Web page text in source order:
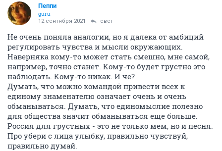
Пeппи
guru
12 сентября 2021 свет
Не очень поняла аналогии, но я далека от амбиций
регулировать чувства и мысли окружающих.
Наверняка кому-то может стать смешно, мне самой,
например, точно станет. Кому-то будет грустно это
наблюдать. Кому-то никак. И че?
Думать, что можно командой привести всех к
единому знаменателю означает очень и очень
обманываться. Думать, что единомыслие полезно
для общества значит обманываться еще больше.
Россия для грустных - это не только мем, но и песня.
Про убери с лица улыбку, правильно чувствуй,
правильно думай.